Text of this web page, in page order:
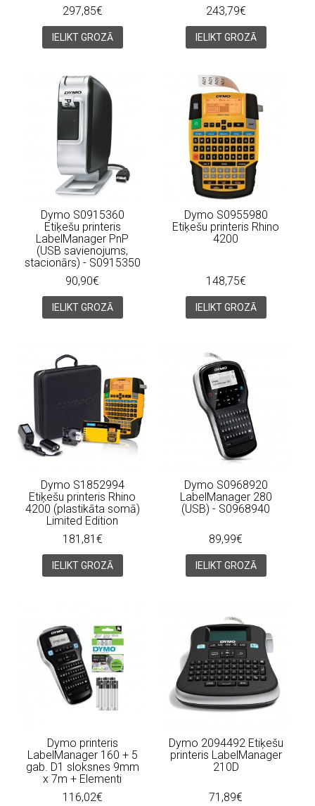
297,85€
IELIKT GROZĀ
243,79€
IELIKT GROZĀ
Dymo S0915360
Etiķešu printeris
LabelManager PnP
(USB savienojums,
stacionārs) - S0915350
90,90€
IELIKT GROZĀ
Dymo S0955980
Etiķešu printeris Rhino
4200
148,75€
IELIKT GROZĀ
Dymo S1852994
Etiķešu printeris Rhino
4200 (plastikāta somā)
Limited Edition
181,81€
IELIKT GROZĀ
Dymo S0968920
LabelManager 280
(USB) - S0968940
89,99€
IELIKT GROZĀ
Dymo printeris
LabelManager 160 + 5
gab. D1 sloksnes 9mm
x 7m + Elementi
116,02€
Dymo 2094492 Etiķešu
printeris LabelManager
210D
71,89€